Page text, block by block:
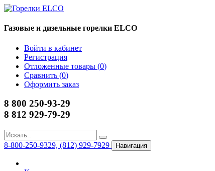
Газовые и дизельные горелки ELCO
Войти в кабинет
Регистрация
Отложенные товары (0)
Сравнить (0)
Оформить заказ
8 800 250-93-29
8 812 929-79-29
8-800-250-9329, (812) 929-7929 Навигация